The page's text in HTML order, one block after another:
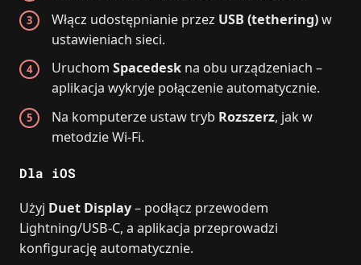
Włącz udostępnianie przez USB (tethering)w
ustawieniach sieci.
UruchomSpacedesk na obu urządzeniach –
aplikacja wykryje połączenie automatycznie.
Na komputerze ustaw tryb Rozszerz, jak w
metodzie Wi‑Fi.
Dla iOS
Użyj Duet Display– podłącz przewodem
Lightning/USB‑C, a aplikacja przeprowadzi
konfigurację automatycznie.